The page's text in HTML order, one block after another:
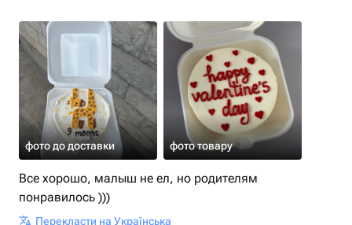
фото до доставки фото товару
Все хорошо, малыш не ел, но родителям
понравилось )))
Перекласти на Українська